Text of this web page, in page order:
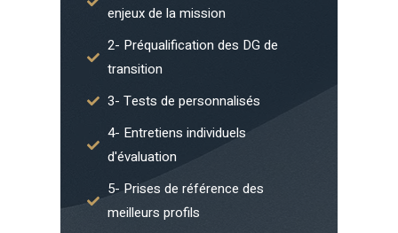
enjeux de la mission
2- Préqualification des DG de
transition
3- Tests de personnalisés
4- Entretiens individuels
d'évaluation
5- Prises de référence des
meilleurs profils